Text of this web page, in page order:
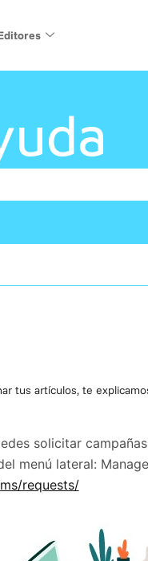
tus artículos, te
solicitar
menú lateral:
requests/